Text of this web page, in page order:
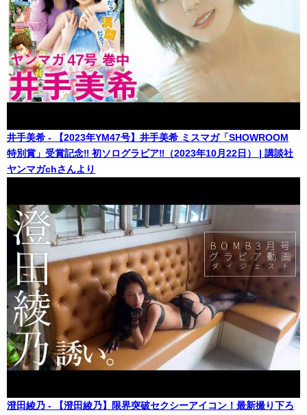
井手美希 - 【2023年YM47号】井手美希 ミスマガ「SHOWROOM
特別賞」受賞記念‼︎ 初ソログラビア‼︎（2023年10月22日） | 講談社
ヤンマガchさんより
澄田綾乃 - 【澄田綾乃】限界突破セクシーアイコン！最新撮り下ろ